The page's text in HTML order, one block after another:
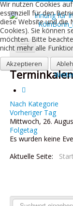
Start
Über uns
Leistungen
Ausbildung
Fachbetriebe
Links
Nach Kategorie
Vorheriger Tag
Mittwoch, 26.
Folgetag
Es wurden keine
Aktuelle Seite:
Suchen...
Wir nutzen Cookies
essenziell für den
diese Website und die
Cookies). Sie können
möchten. Bitte
nicht mehr alle
Akzeptieren